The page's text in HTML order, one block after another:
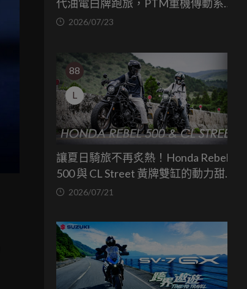
代油電白牌跑旅，PTM重機傳動系統
與8公斤減重的操控饗宴
2026/07/23
88
L
讓夏日騎旅不再炙熱！Honda Rebel
500 與 CL Street 黃牌雙缸的動力甜蜜
點 2026/07/21